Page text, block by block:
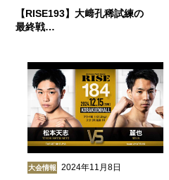
【RISE193】大﨑孔稀試練の
最終戦…
大会情報 2024年11月8日